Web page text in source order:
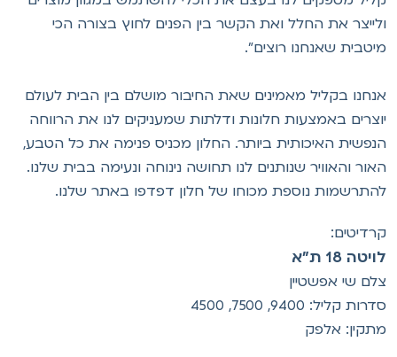
את החלל ואת הקשר בין הפנים לחוץ בצורה הכי
שאנחנו רוצים".
בקליל מאמינים שאת החיבור מושלם בין הבית לעולם
באמצעות חלונות ודלתות שמעניקים לנו את הרווחה
האיכותית ביותר. החלון מכניס פנימה את כל הטבע,
והאוויר שנותנים לנו תחושה נינוחה ונעימה בבית שלנו.
נוספת מכוחו של חלון דפדפו באתר שלנו.
18 ת"א
שי אפשטיין
קליל: 9400, 7500, 4500
אלפק